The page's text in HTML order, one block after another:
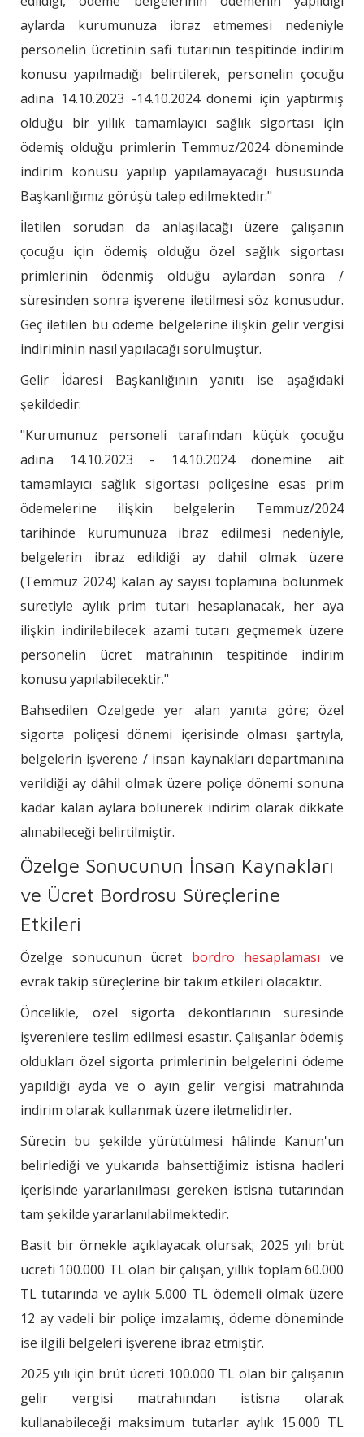
aylarda kurumunuza ibraz etmemesi nedeniyle
personelin ücretinin safi tutarının tespitinde indirim
konusu yapılmadığı belirtilerek, personelin çocuğu
adına 14.10.2023 -14.10.2024 dönemi için yaptırmış
olduğu bir yıllık tamamlayıcı sağlık sigortası için
ödemiş olduğu primlerin Temmuz/2024 döneminde
indirim konusu yapılıp yapılamayacağı hususunda
Başkanlığımız görüşü talep edilmektedir."
İletilen sorudan da anlaşılacağı üzere çalışanın
çocuğu için ödemiş olduğu özel sağlık sigortası
primlerinin ödenmiş olduğu aylardan sonra /
süresinden sonra işverene iletilmesi söz konusudur.
Geç iletilen bu ödeme belgelerine ilişkin gelir vergisi
indiriminin nasıl yapılacağı sorulmuştur.
Gelir İdaresi Başkanlığının yanıtı ise aşağıdaki
şekildedir:
"Kurumunuz personeli tarafından küçük çocuğu
adına 14.10.2023 - 14.10.2024 dönemine ait
tamamlayıcı sağlık sigortası poliçesine esas prim
ödemelerine ilişkin belgelerin Temmuz/2024
tarihinde kurumunuza ibraz edilmesi nedeniyle,
belgelerin ibraz edildiği ay dahil olmak üzere
(Temmuz 2024) kalan ay sayısı toplamına bölünmek
suretiyle aylık prim tutarı hesaplanacak, her aya
ilişkin indirilebilecek azami tutarı geçmemek üzere
personelin ücret matrahının tespitinde indirim
konusu yapılabilecektir."
Bahsedilen Özelgede yer alan yanıta göre; özel
sigorta poliçesi dönemi içerisinde olması şartıyla,
belgelerin işverene / insan kaynakları departmanına
verildiği ay dâhil olmak üzere poliçe dönemi sonuna
kadar kalan aylara bölünerek indirim olarak dikkate
alınabileceği belirtilmiştir.
Özelge Sonucunun İnsan Kaynakları
ve Ücret Bordrosu Süreçlerine
Etkileri
Özelge sonucunun ücret bordro hesaplaması ve
evrak takip süreçlerine bir takım etkileri olacaktır.
Öncelikle, özel sigorta dekontlarının süresinde
işverenlere teslim edilmesi esastır. Çalışanlar ödemiş
oldukları özel sigorta primlerinin belgelerini ödeme
yapıldığı ayda ve o ayın gelir vergisi matrahında
indirim olarak kullanmak üzere iletmelidirler.
Sürecin bu şekilde yürütülmesi hâlinde Kanun'un
belirlediği ve yukarıda bahsettiğimiz istisna hadleri
içerisinde yararlanılması gereken istisna tutarından
tam şekilde yararlanılabilmektedir.
Basit bir örnekle açıklayacak olursak; 2025 yılı brüt
ücreti 100.000 TL olan bir çalışan, yıllık toplam 60.000
TL tutarında ve aylık 5.000 TL ödemeli olmak üzere
12 ay vadeli bir poliçe imzalamış, ödeme döneminde
ise ilgili belgeleri işverene ibraz etmiştir.
2025 yılı için brüt ücreti 100.000 TL olan bir çalışanın
gelir vergisi matrahından istisna olarak
kullanabileceği maksimum tutarlar aylık 15.000 TL